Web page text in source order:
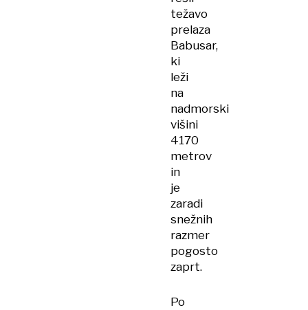
težavo
prelaza
Babusar,
ki
leži
na
nadmorski
višini
4170
metrov
in
je
zaradi
snežnih
razmer
pogosto
zaprt.
Po